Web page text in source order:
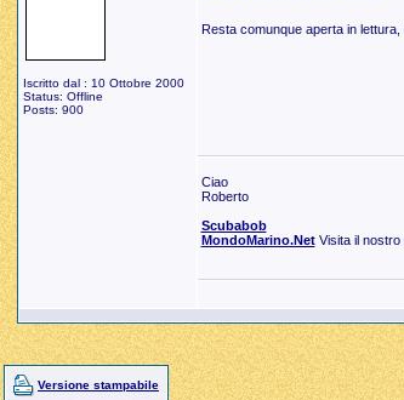
Iscritto dal : 10 Ottobre 2000
Status: Offline
Posts: 900
Resta comunque aperta in
Ciao
Roberto
Scubabob
MondoMarino.NetVisita il nostro
Versione stampabile